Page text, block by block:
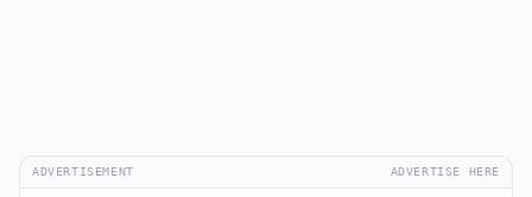
ADVERTISEMENT ADVERTISE HERE